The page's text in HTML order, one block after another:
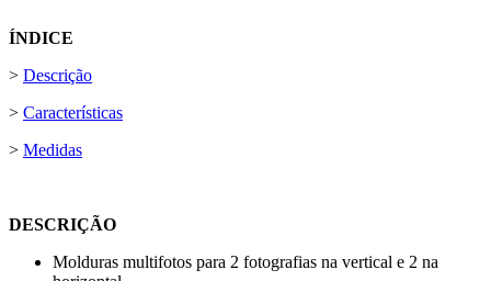
ÍNDICE
> Descrição
> Características
> Medidas
DESCRIÇÃO
Molduras multifotos para 2 fotografias na vertical e 2 na